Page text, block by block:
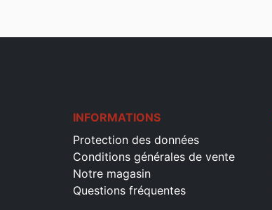
INFORMATIONS
Protection des données
Conditions générales de vente
Notre magasin
Questions fréquentes